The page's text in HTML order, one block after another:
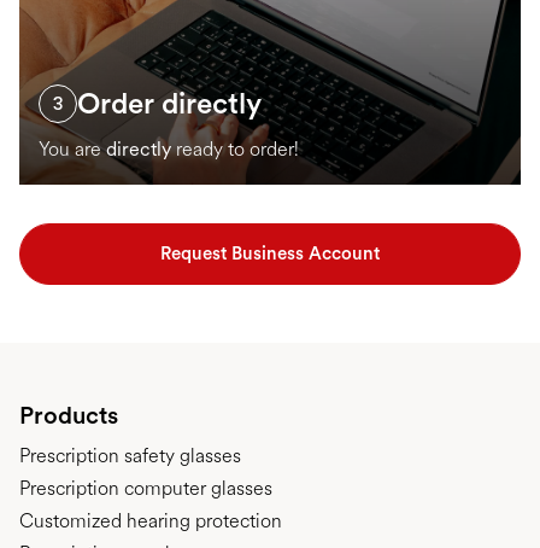
3 Order directly
You aredirectlyready to order!
Request Business Account
Products
Prescription safety glasses
Prescription computer glasses
Customized hearing protection